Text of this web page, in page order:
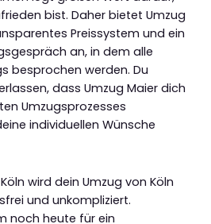
bist. Daher bietet Umzug
Preissystem und ein
an, in dem alle
besprochen werden. Du
dass Umzug Maier dich
Umzugsprozesses
individuellen Wünsche
wird dein Umzug von Köln
und unkompliziert.
noch heute für ein